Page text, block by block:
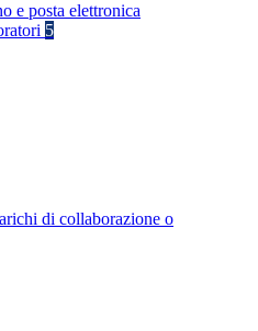
e posta elettronica
5
di collaborazione o